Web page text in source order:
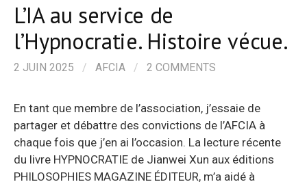
L’IA au service de
l’Hypnocratie. Histoire vécue.
2 JUIN 2025 / AFCIA / 2 COMMENTS
En tant que membre de l’association, j’essaie de
partager et débattre des convictions de l’AFCIA à
chaque fois que j’en ai l’occasion. La lecture récente
du livre HYPNOCRATIE de Jianwei Xun aux éditions
PHILOSOPHIES MAGAZINE ÉDITEUR, m’a aidé à